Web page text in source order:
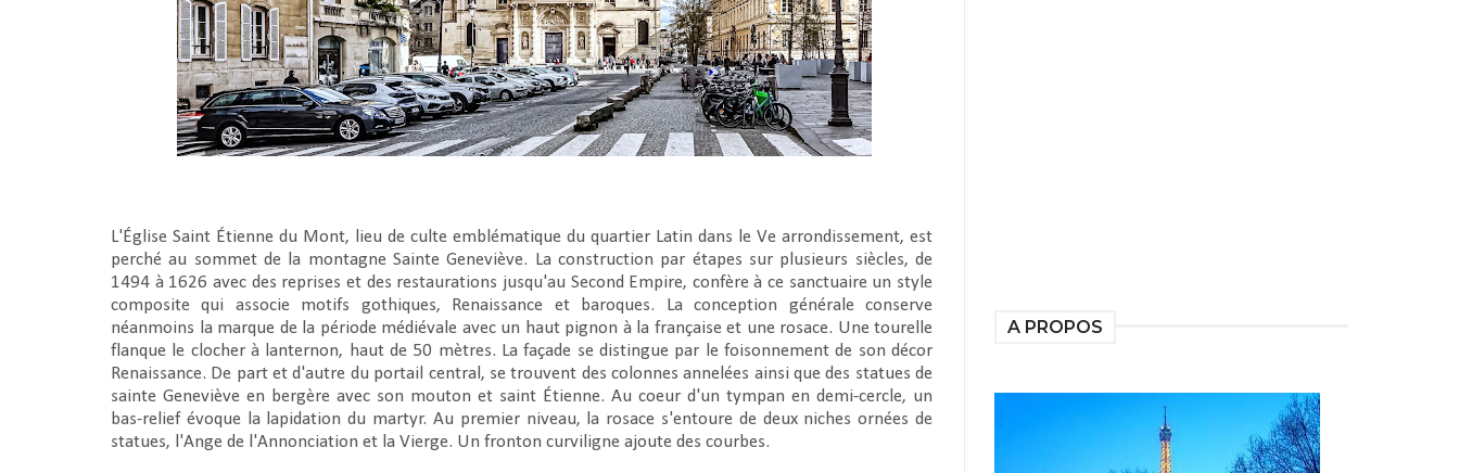
L'Église Saint Étienne du Mont, lieu de culte emblématique du quartier Latin dans le Ve arrondissement, est
perché au sommet de la montagne Sainte Geneviève. La construction par étapes sur plusieurs siècles, de
1494 à 1626 avec des reprises et des restaurations jusqu'au Second Empire, confère à ce sanctuaire un style
composite qui associe motifs gothiques, Renaissance et baroques. La conception générale conserve
néanmoins la marque de la période médiévale avec un haut pignon à la française et une rosace. Une tourelle
flanque le clocher à lanternon, haut de 50 mètres. La façade se distingue par le foisonnement de son décor
Renaissance. De part et d'autre du portail central, se trouvent des colonnes annelées ainsi que des statues de
sainte Geneviève en bergère avec son mouton et saint Étienne. Au coeur d'un tympan en demi-cercle, un
bas-relief évoque la lapidation du martyr. Au premier niveau, la rosace s'entoure de deux niches ornées de
statues, l'Ange de l'Annonciation et la Vierge. Un fronton curviligne ajoute des courbes.
A PROPOS